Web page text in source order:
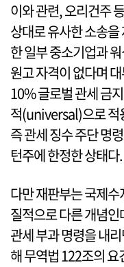
이와 관련, 오리건주
상대로 유사한 소송
한 일부 중소기업과
원고 자격이 없다며
10% 글로벌 관세 금
적(universal)으로 적
즉 관세 징수 주단 명
턴주에 한정한 상태다.
다만 재판부는 국제
질적으로 다른 개념
관세 부과 명령을 내
해 무역법 122조의